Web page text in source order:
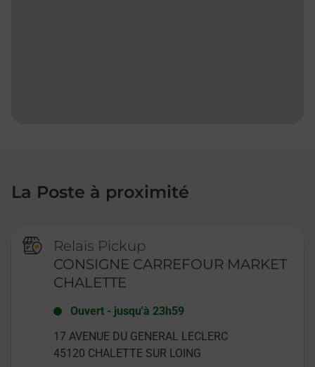
La Poste à proximité
Relais Pickup
CONSIGNE CARREFOUR MARKET
CHALETTE
Ouvert - jusqu'à 23h59
17 AVENUE DU GENERAL LECLERC
45120 CHALETTE SUR LOING